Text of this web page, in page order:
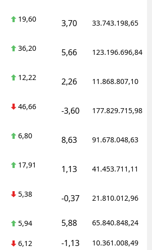
19,60 3,70 33.743.198,65
36,20 5,66 123.196.696,84
12,22 2,26 11.868.807,10
46,66 -3,60 177.829.715,98
6,80 8,63 91.678.048,63
17,91 1,13 41.453.711,11
5,38 -0,37 21.810.012,96
5,94 5,88 65.840.848,24
6,12 -1,13 10.361.008,49